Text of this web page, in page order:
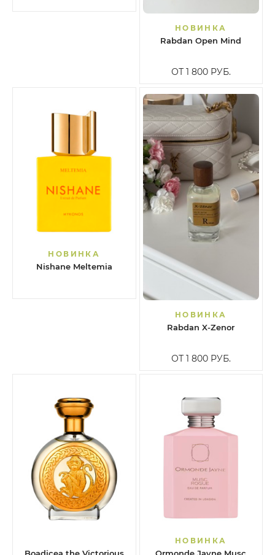
НОВИНКА
Rabdan Open Mind
ОТ 1 800 РУБ.
НОВИНКА
Nishane Meltemia
НОВИНКА
Rabdan X-Zenor
ОТ 1 800 РУБ.
НОВИНКА